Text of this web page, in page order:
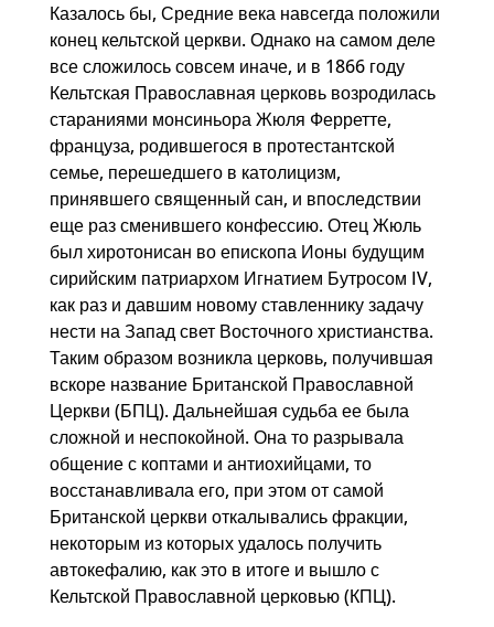
Казалось бы, Средние века навсегда положили
конец кельтской церкви. Однако на самом деле
все сложилось совсем иначе, и в 1866 году
Кельтская Православная церковь возродилась
стараниями монсиньора Жюля Ферретте,
француза, родившегося в протестантской
семье, перешедшего в католицизм,
принявшего священный сан, и впоследствии
еще раз сменившего конфессию. Отец Жюль
был хиротонисан во епископа Ионы будущим
сирийским патриархом Игнатием Бутросом IV,
как раз и давшим новому ставленнику задачу
нести на Запад свет Восточного христианства.
Таким образом возникла церковь, получившая
вскоре название Британской Православной
Церкви (БПЦ). Дальнейшая судьба ее была
сложной и неспокойной. Она то разрывала
общение с коптами и антиохийцами, то
восстанавливала его, при этом от самой
Британской церкви откалывались фракции,
некоторым из которых удалось получить
автокефалию, как это в итоге и вышло с
Кельтской Православной церковью (КПЦ).